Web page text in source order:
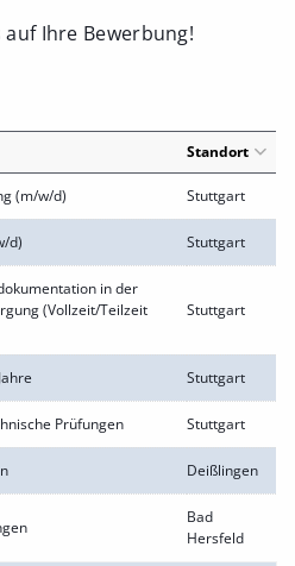
Ihre Bewerbung!
Standort
(m/w/d) Stuttgart
d) Stuttgart
in der
(Vollzeit/Teilzeit
Stuttgart
Stuttgart
Prüfungen Stuttgart
Deißlingen
Bad
Hersfeld